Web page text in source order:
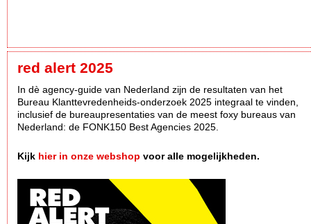
red alert 2025
In dè agency-guide van Nederland zijn de resultaten van het
Bureau Klanttevredenheids-onderzoek 2025 integraal te vinden,
inclusief de bureaupresentaties van de meest foxy bureaus van
Nederland: de FONK150 Best Agencies 2025.
Kijk hier in onze webshop voor alle mogelijkheden.